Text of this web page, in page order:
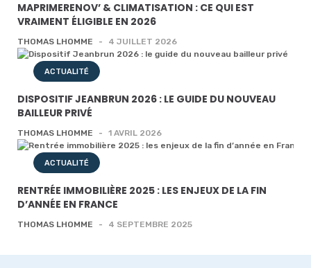
MAPRIMERENOV’ & CLIMATISATION : CE QUI EST
VRAIMENT ÉLIGIBLE EN 2026
THOMAS LHOMME - 4 JUILLET 2026
ACTUALITÉ
DISPOSITIF JEANBRUN 2026 : LE GUIDE DU NOUVEAU
BAILLEUR PRIVÉ
THOMAS LHOMME - 1 AVRIL 2026
ACTUALITÉ
RENTRÉE IMMOBILIÈRE 2025 : LES ENJEUX DE LA FIN
D’ANNÉE EN FRANCE
THOMAS LHOMME - 4 SEPTEMBRE 2025